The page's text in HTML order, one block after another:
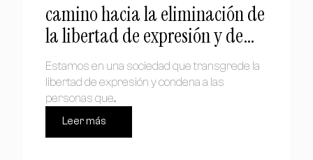
camino hacia la eliminación de
la libertad de expresión y de
pensamiento
Estamos en una sociedad que transgrede la
libertad de expresión y condena a las
personas que...
Leer más